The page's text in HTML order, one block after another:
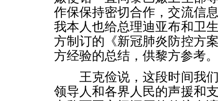
作保保持密切合作，交流信
我本人也给总理迪亚布和卫
方制订的《新冠肺炎防控方
方经验的总结，供黎方参考。
王克俭说，这段时间我们
领导人和各界人民的声援和